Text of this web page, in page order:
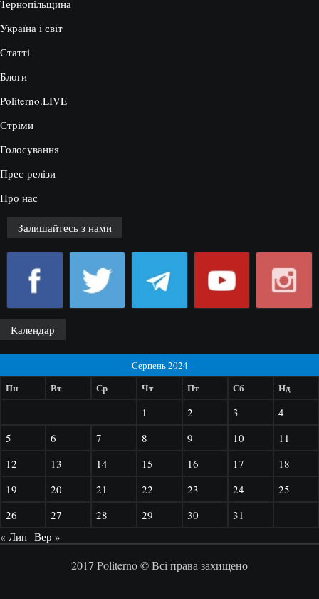
Тернопільщина
Україна і світ
Статті
Блоги
Politerno.LIVE
Стріми
Голосування
Прес-релізи
Про нас
Залишайтесь з нами
Календар
Серпень 2024
Пн Вт Ср Чт Пт Сб Нд
1 2 3
4
5
6 7 8 9 10
11
12
13 14 15 16 17
18
19
20 21 22 23 24
25
26
27 28 29 30
31
« Лип Вер »
2017 Politerno © Всі права захищено